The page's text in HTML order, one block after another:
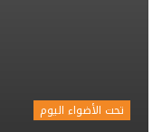
تحت الأضواء اليوم